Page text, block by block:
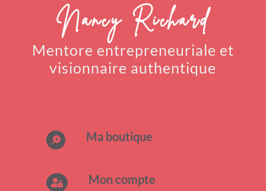
Nancy Richard
Mentore entrepreneuriale et
visionnaire authentique
 Ma boutique
 Mon compte